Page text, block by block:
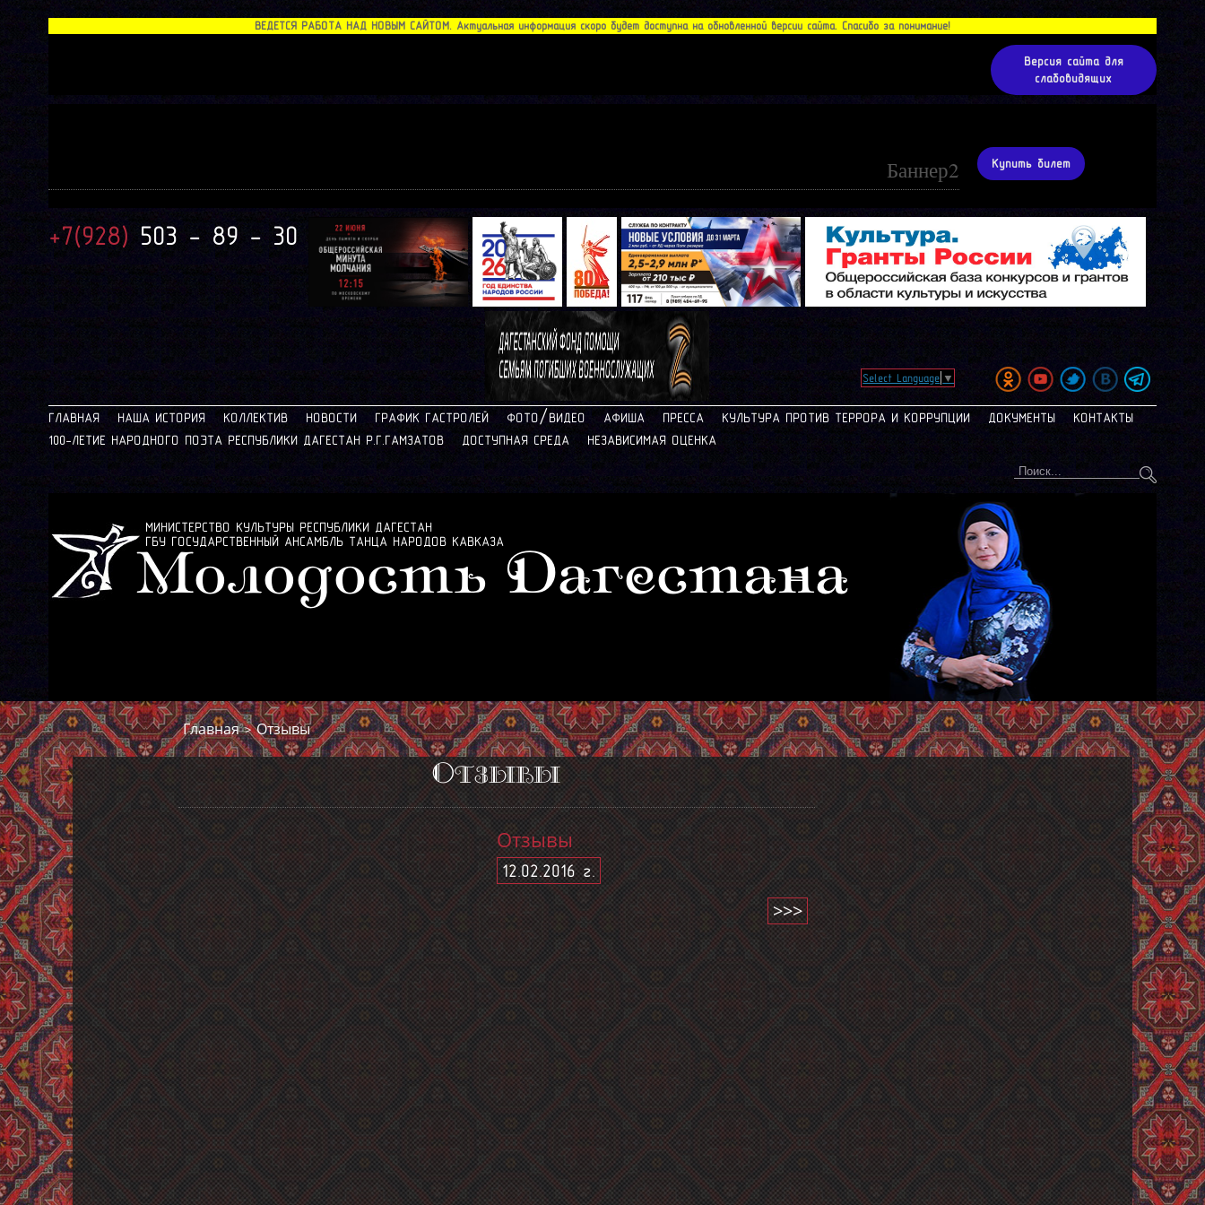
ВЕДЕТСЯ РАБОТА НАД НОВЫМ САЙТОМ. Актуальная информация скоро будет доступна на обновленной версии сайта. Спасибо за понимание!
Версия сайта для
слабовидящих
Купить билет
Баннер2
+7(928) 503 - 89 - 30
Select Language ▼
ГЛАВНАЯ НАША ИСТОРИЯ КОЛЛЕКТИВ НОВОСТИ ГРАФИК ГАСТРОЛЕЙ ФОТО/ВИДЕО АФИША ПРЕССА КУЛЬТУРА ПРОТИВ ТЕРРОРА И КОРРУПЦИИ ДОКУМЕНТЫ
КОНТАКТЫ
100-ЛЕТИЕ НАРОДНОГО ПОЭТА РЕСПУБЛИКИ ДАГЕСТАН Р.Г.ГАМЗАТОВ
ДОСТУПНАЯ СРЕДА НЕЗАВИСИМАЯ ОЦЕНКА
МИНИСТЕРСТВО КУЛЬТУРЫ РЕСПУБЛИКИ ДАГЕСТАН
ГБУ ГОСУДАРСТВЕННЫЙ АНСАМБЛЬ ТАНЦА НАРОДОВ КАВКАЗА
Молодость Дагестана
Главная>Отзывы
Отзывы
Отзывы
12.02.2016 г.
>>>